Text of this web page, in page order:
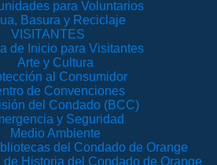
para Voluntarios
Basura y Reciclaje
VISITANTES
de Inicio para Visitantes
Arte y Cultura
al Consumidor
de Convenciones
del Condado (BCC)
y Seguridad
Medio Ambiente
del Condado de Orange
Historia del Condado de Orange